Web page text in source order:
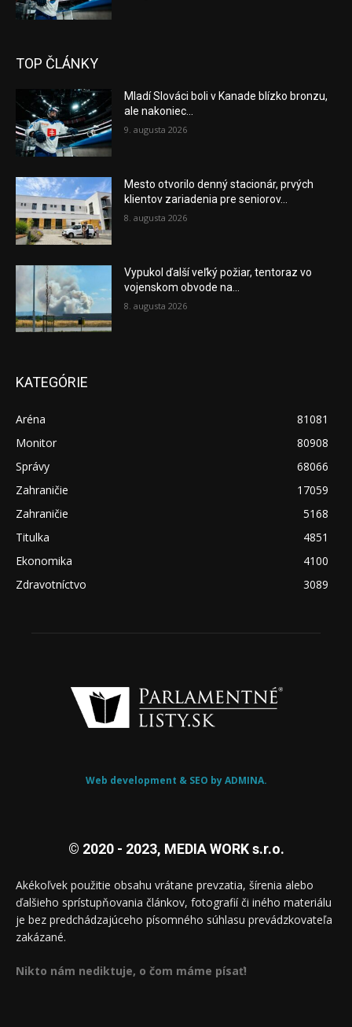
TOP ČLÁNKY
Mladí Slováci boli v Kanade blízko bronzu,
ale nakoniec...
9. augusta 2026
Mesto otvorilo denný stacionár, prvých
klientov zariadenia pre seniorov...
8. augusta 2026
Vypukol ďalší veľký požiar, tentoraz vo
vojenskom obvode na...
8. augusta 2026
KATEGÓRIE
Aréna
81081
Monitor
80908
Správy
68066
Zahraničie
17059
Zahraničie
5168
Titulka
4851
Ekonomika
4100
Zdravotníctvo
3089
Web development & SEO by ADMINA.
© 2020 - 2023, MEDIA WORK s.r.o.
Akékoľvek použitie obsahu vrátane prevzatia, šírenia alebo
ďalšieho sprístupňovania článkov, fotografií či iného materiálu
je bez predchádzajúceho písomného súhlasu prevádzkovateľa
zakázané.
Nikto nám nediktuje, o čom máme písať!